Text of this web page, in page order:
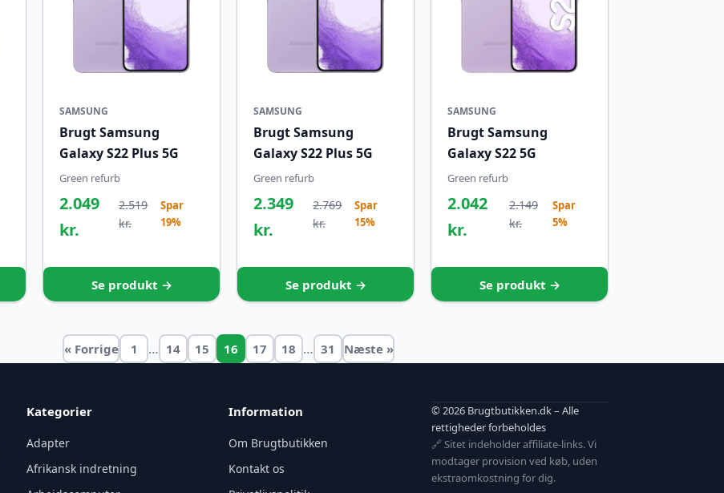
SAMSUNG
Brugt Samsung
Galaxy S22 Plus 5G
Green refurb
2.049
kr.
2.519
kr.
Spar
19%
Se produkt →
SAMSUNG
Brugt Samsung
Galaxy S22 Plus 5G
Green refurb
2.349
kr.
2.769
kr.
Spar
15%
Se produkt →
SAMSUNG
Brugt Samsung
Galaxy S22 5G
Green refurb
2.042
kr.
2.149
kr.
Spar
5%
Se produkt →
« Forrige 1 … 14 15 16 17 18 … 31 Næste »
Kategorier
Adapter
Afrikansk indretning
Information
Om Brugtbutikken
Kontakt os
© 2026 Brugtbutikken.dk – Alle
rettigheder forbeholdes
🔗 Sitet indeholder affiliate-links. Vi
modtager provision ved køb, uden
ekstraomkostning for dig.